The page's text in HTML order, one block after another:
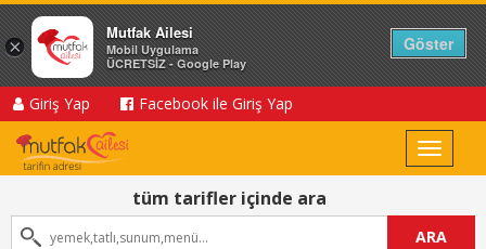
Giriş Yap Facebook ile Giriş Yap
Toggle
tüm tarifler içinde ara
ARA
×
Mutfak Ailesi
Mobil Uygulama
ÜCRETSİZ - Google Play
Göster